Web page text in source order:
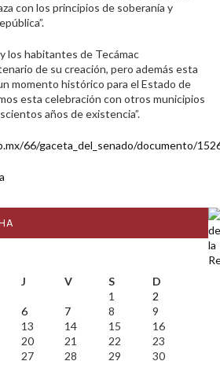
con los principios de soberanía y
los habitantes de Tecámac
de su creación, pero además esta
momento histórico para el Estado de
esta celebración con otros municipios
años de existencia”.
66/gaceta_del_senado/documento/
J V S
D
1
2
6 7 8
9
13 14 15
16
20 21 22
23
27 28 29
30